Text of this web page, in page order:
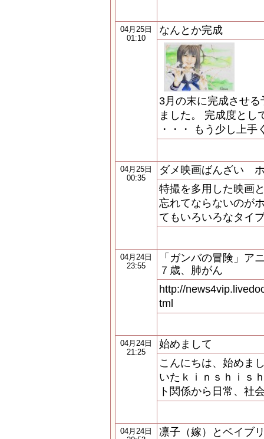
04月25日
01:10
なんとか完成
3月の末に完成させ
ました。 完成度とし
・・・ もう少し上
04月25日
00:35
ダメ映画ばんざい
特撮を多用した映画
忘れてならないのが
てもいろいろなタイ
04月24日
23:55
「ガンバの冒険」
７歳、肺がん
http://
tml
04月24日
21:25
始めまして
こんにちは、始めま
いたｋｉｎｓｈｉｓ
ト関係から日常、社
04月24日
凛子（嫁）とベイブ